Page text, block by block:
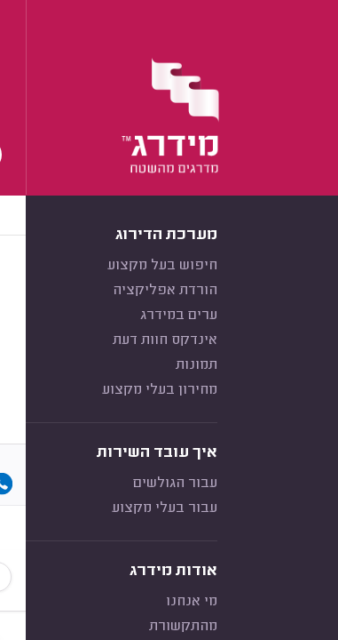
מערכת הדירוג
חיפוש בעל מקצוע
הורדת אפליקציה
ערים במידרג
אינדקס חוות דעת
תמונות
מחירון בעלי מקצוע
איך עובד השירות
עבור הגולשים
עבור בעלי מקצוע
אודות מידרג
מי אנחנו
מהתקשורת